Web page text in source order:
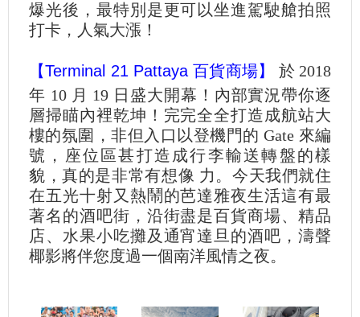
爆光後，最特別是更可以坐進駕駛艙拍照
打卡，人氣大漲！
【Terminal 21 Pattaya 百貨商場】
於 2018
年 10 月 19 日盛大開幕！內部實況帶你逐
層掃瞄內裡乾坤！完完全全打造成航站大
樓的氛圍，非但入口以登機門的 Gate 來編
號，座位區甚打造成行李輸送轉盤的樣
貌，真的是非常有想像 力。今天我們就住
在五光十射又熱鬧的芭達雅夜生活這有最
著名的酒吧街，沿街盡是百貨商場、精品
店、水果小吃攤及通宵達旦的酒吧，濤聲
椰影將伴您度過一個南洋風情之夜。